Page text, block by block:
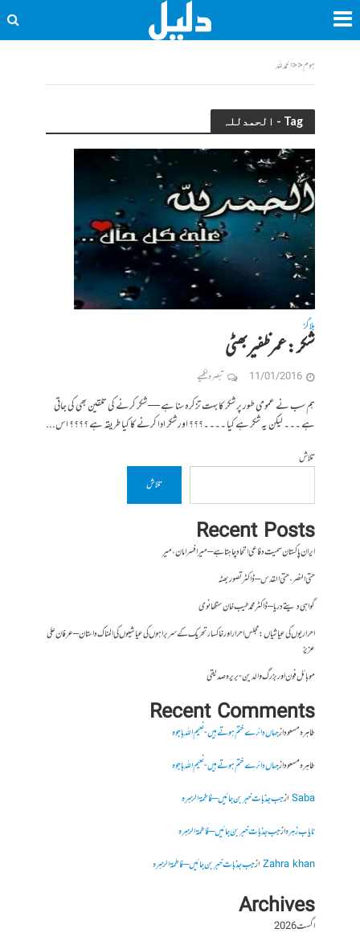
ہوم<<الحمدللہ
Tag - الحمدللہ
بلاگز
شکر :عمرظفیربھٹی
11/01/2016 تبصرہ لکھیے
ہم سب نے عمومی طور پر شکر کا بہت تزکرہ سنا ہے — شکر کرنے کی تلقین بھی کی جاتی
ہے ۔۔۔ لیکن یہ شکر ہے کیا ۔۔۔۔؟؟؟ اور شکر ادا کرنے کا کیا طریقہ ہے ؟؟؟؟ اس...
تلاش
تلاش
Recent Posts
ایران پاکستان سمیت دفاعی اتحاد چاہتا ہے – میر افسر امان،میر
حتی النصر ، حتی القدس – ڈاکٹر تصور بھٹہ
گواہی دیتے دریا – ڈاکٹر محمد طیب خان سنگھانوی
احراریوں کی عیاشیاں : مجلس احرار اور خاکسار تحریک کے سربراہوں کی عیاشیوں کی المناک داستان – عرفان علی
عزیز
موبائل فون اور بزرگ والدین- بریرہ صدیقی
Recent Comments
طاہرہ مسعودازجہاں دائرے ختم ہوتے ہیں- نعیم اللہ باجوہ
طاہرہ مسعودازجہاں دائرے ختم ہوتے ہیں- نعیم اللہ باجوہ
Sabaازجب جذبات خبر بن جائیں – فاطمۃالزہرہ
نایاب زہرہازجب جذبات خبر بن جائیں – فاطمۃالزہرہ
Zahra khanازجب جذبات خبر بن جائیں – فاطمۃالزہرہ
Archives
اگست 2026